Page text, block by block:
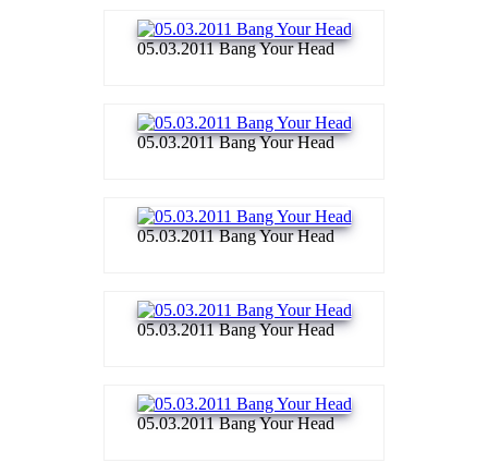
05.03.2011 Bang Your Head
05.03.2011 Bang Your Head
05.03.2011 Bang Your Head
05.03.2011 Bang Your Head
05.03.2011 Bang Your Head